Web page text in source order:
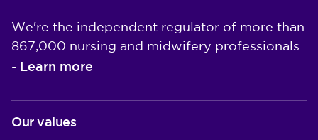
We're the independent regulator of more than
867,000 nursing and midwifery professionals
- Learn more
Our values